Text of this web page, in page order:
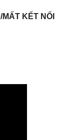
/MẤT KẾT NỐI